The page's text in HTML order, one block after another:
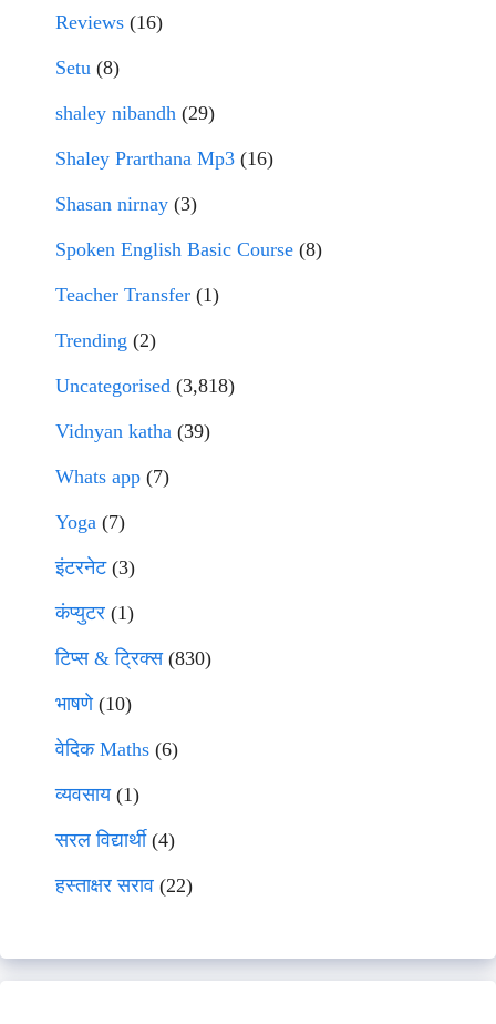
Reviews (16)
Setu (8)
shaley nibandh (29)
Shaley Prarthana Mp3 (16)
Shasan nirnay (3)
Spoken English Basic Course (8)
Teacher Transfer (1)
Trending (2)
Uncategorised (3,818)
Vidnyan katha (39)
Whats app (7)
Yoga (7)
इंटरनेट(3)
कंप्युटर (1)
टिप्स & ट्रिक्स(830)
भाषणे(10)
वेदिक Maths (6)
व्यवसाय(1)
सरल विद्यार्थी(4)
हस्ताक्षर सराव (22)